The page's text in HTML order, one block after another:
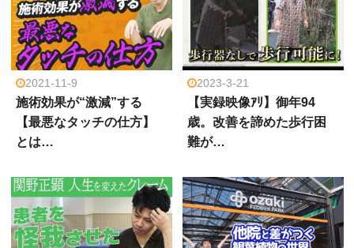
2021-11-9
施術効果が“激減”する
【最悪なタッチの仕方】
とは…
2023-3-21
【実録映像ｱﾘ】御年94
歳。改善を諦めた歩行困
難が…